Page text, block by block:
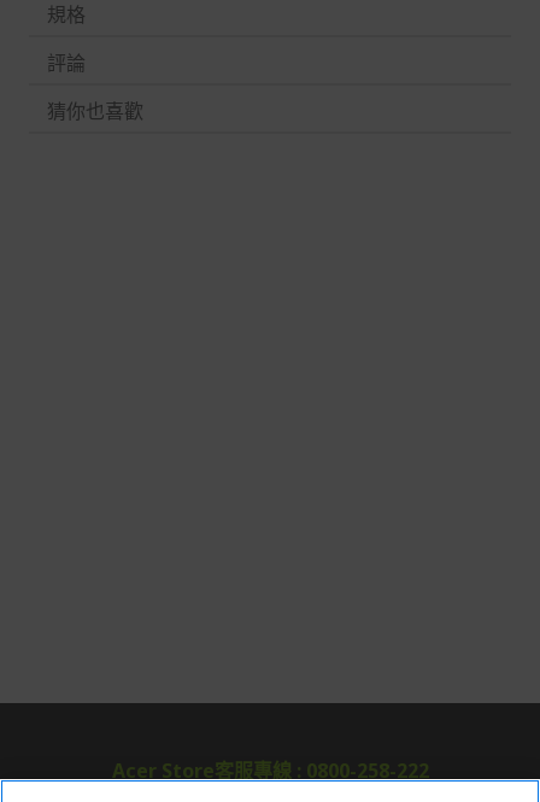
規格
評論
猜你也喜歡
Acer Store客服專線 : 0800-258-222